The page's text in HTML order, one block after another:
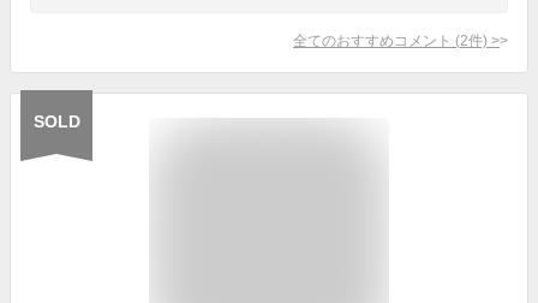
全てのおすすめコメント (2件) >
SOLD